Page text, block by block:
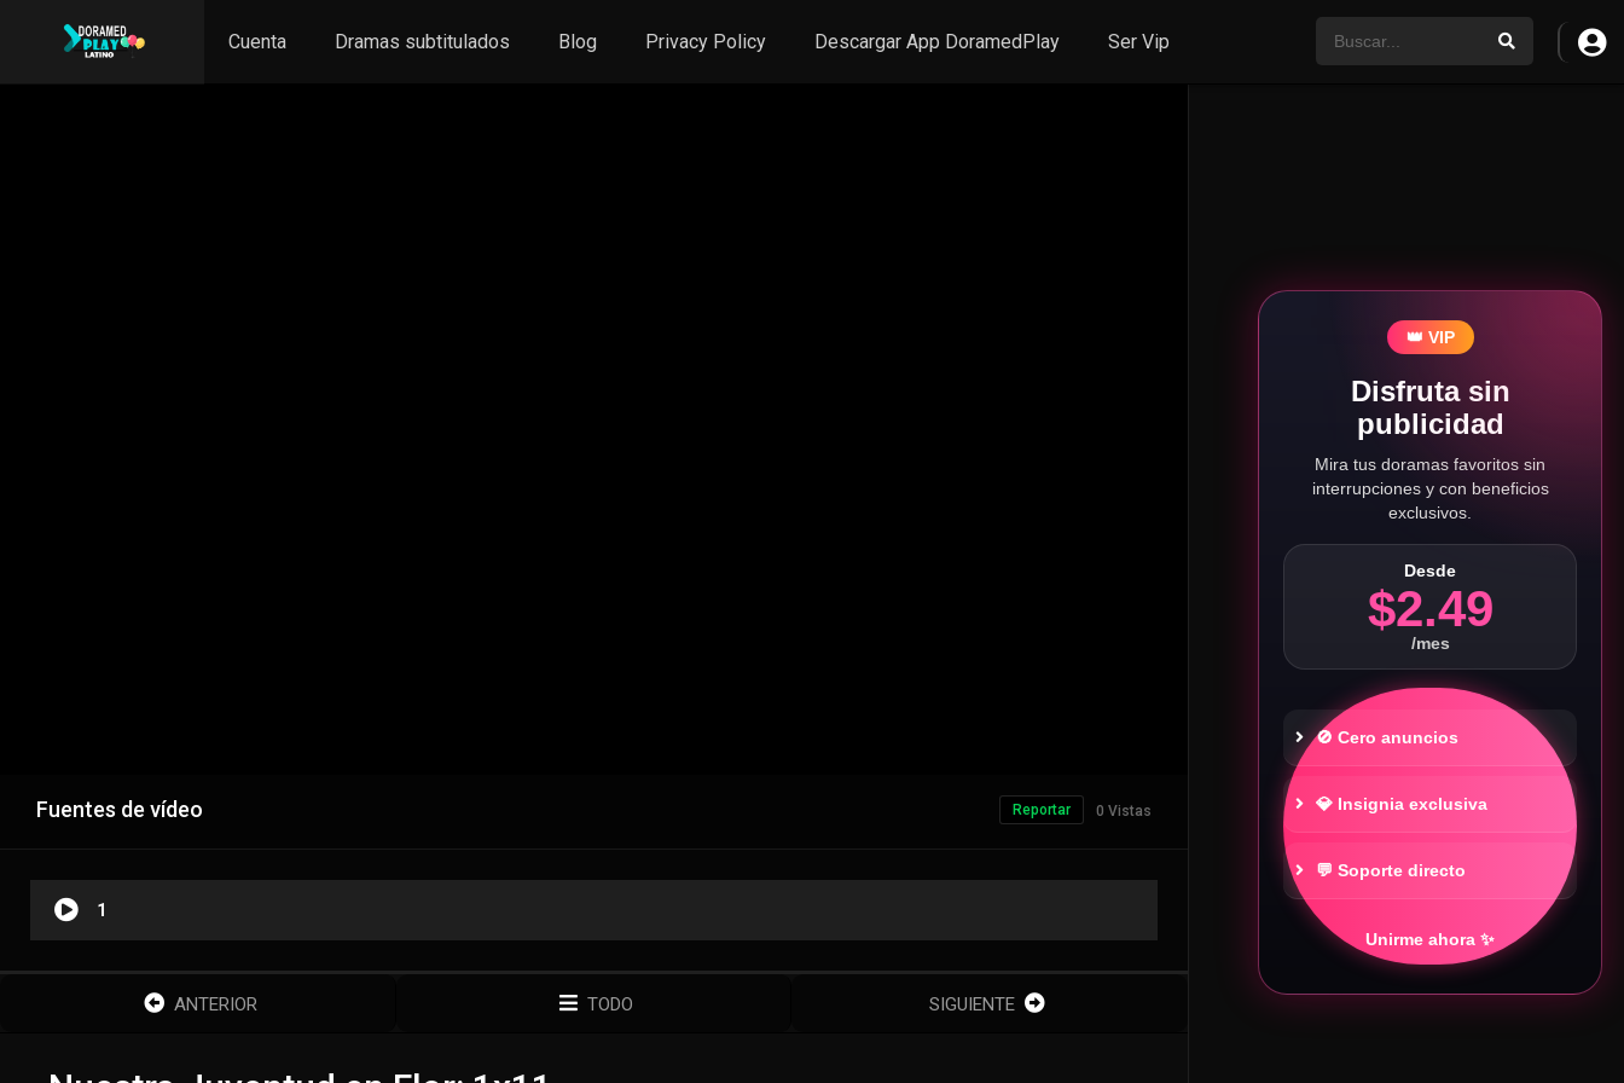
Cuenta Dramas subtitulados Blog Privacy Policy Descargar App DoramedPlay Ser Vip
Fuentes de vídeo 0 Vistas
Reportar
1
ANTERIOR TODO SIGUIENTE
👑 VIP
Disfruta sin
publicidad
Mira tus doramas favoritos sin
interrupciones y con beneficios
exclusivos.
Desde
$2.49
/mes
🚫 Cero anuncios
💎 Insignia exclusiva
💬 Soporte directo
Unirme ahora ✨